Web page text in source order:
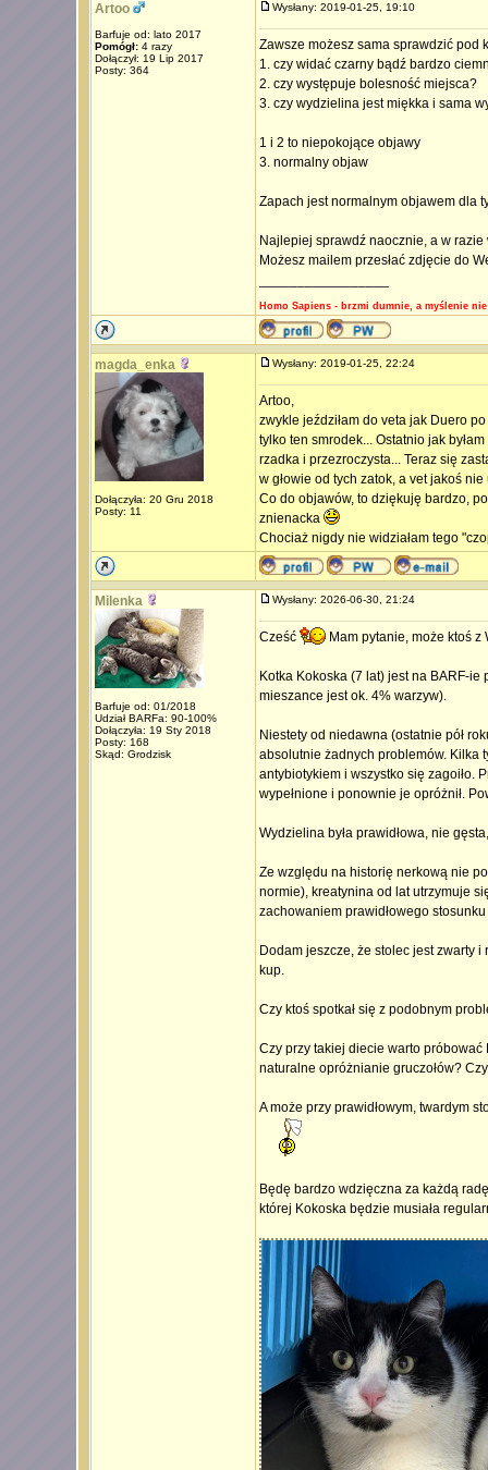
Artoo
Barfuje od: lato 2017
Pomógł:4 razy
Dołączył: 19 Lip 2017
Posty: 364
Wysłany: 2019-01-25, 19:10
Zawsze możesz sama sprawdzić pod
1. czy widać czarny bądź bardzo
2. czy występuje bolesność miejsca?
3. czy wydzielina jest miękka i sama
1 i 2 to niepokojące objawy
3. normalny objaw
Zapach jest normalnym objawem dla
Najlepiej sprawdź naocznie, a w
Możesz mailem przesłać zdjęcie do
Homo Sapiens - brzmi dumnie, a myślenie
magda_enka
Dołączyła: 20 Gru 2018
Posty: 11
Wysłany: 2019-01-25, 22:24
Artoo,
zwykle jeździłam do veta jak Duero
tylko ten smrodek... Ostatnio jak
rzadka i przezroczysta... Teraz się
w głowie od tych zatok, a vet jakoś
Co do objawów, to dziękuję bardzo,
znienacka
Chociaż nigdy nie widziałam tego
Milenka
Barfuje od: 01/2018
Udział BARFa: 90-100%
Dołączyła: 19 Sty 2018
Posty: 168
Skąd: Grodzisk
Wysłany: 2026-06-30, 21:24
Cześć Mam pytanie, może ktoś z
Kotka Kokoska (7 lat) jest na BARF-
mieszance jest ok. 4% warzyw).
Niestety od niedawna (ostatnie pół
absolutnie żadnych problemów. Kilka
antybiotykiem i wszystko się zagoiło.
wypełnione i ponownie je opróżnił.
Wydzielina była prawidłowa, nie
Ze względu na historię nerkową nie
normie), kreatynina od lat utrzymuje
zachowaniem prawidłowego stosunku
Dodam jeszcze, że stolec jest zwarty
kup.
Czy ktoś spotkał się z podobnym
Czy przy takiej diecie warto próbować
naturalne opróżnianie gruczołów?
A może przy prawidłowym, twardym
Będę bardzo wdzięczna za każdą
której Kokoska będzie musiała